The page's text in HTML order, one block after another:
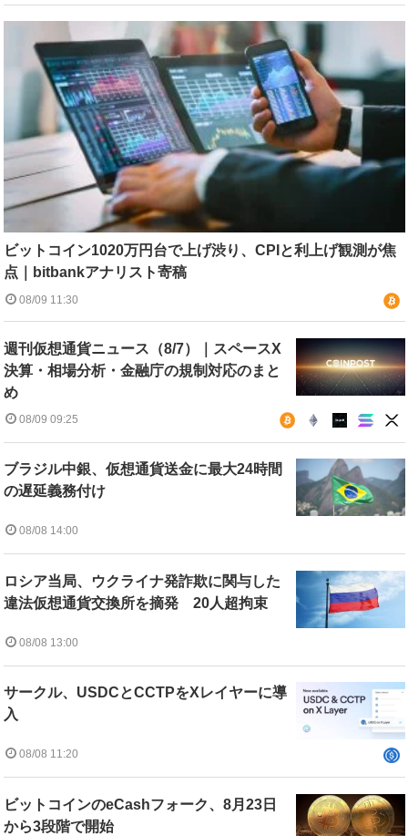
ビットコイン1020万円台で上げ渋り、CPIと利上げ観測が焦
点｜bitbankアナリスト寄稿
08/09 11:30
週刊仮想通貨ニュース（8/7）｜スペースX
決算・相場分析・金融庁の規制対応のまと
め
08/09 09:25
ブラジル中銀、仮想通貨送金に最大24時間
の遅延義務付け
08/08 14:00
ロシア当局、ウクライナ発詐欺に関与した
違法仮想通貨交換所を摘発 20人超拘束
08/08 13:00
サークル、USDCとCCTPをXレイヤーに導
入
08/08 11:20
ビットコインのeCashフォーク、8月23日
から3段階で開始